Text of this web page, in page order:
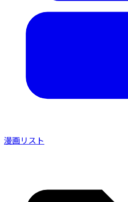
漫画リスト